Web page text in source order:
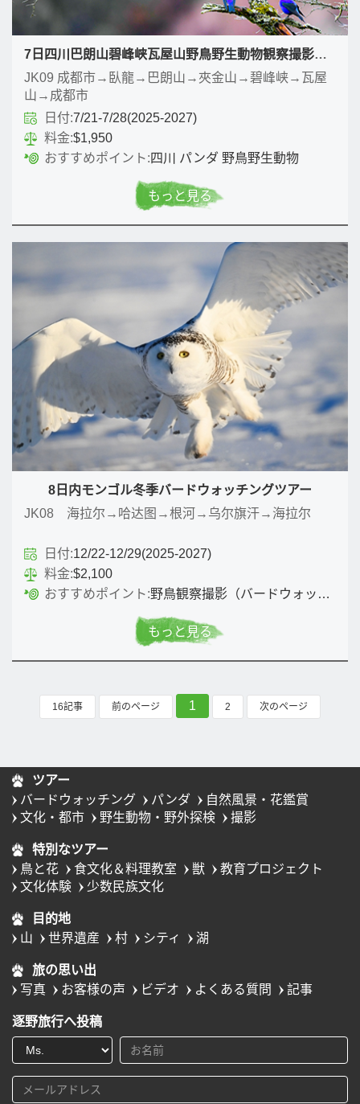
7日四川巴朗山碧峰峡瓦屋山野鳥野生動物観察撮影ツアー
JK09 成都市→臥龍→巴朗山→夾金山→碧峰峡→瓦屋
山→成都市
日付:7/21-7/28(2025-2027)
料金:$1,950
おすすめポイント:四川 パンダ 野鳥野生動物
もっと見る
8日内モンゴル冬季バードウォッチングツアー
JK08 海拉尔→哈达图→根河→乌尔旗汗→海拉尔
日付:12/22-12/29(2025-2027)
料金:$2,100
おすすめポイント:野鳥観察撮影（バードウォッチング）
もっと見る
16記事 前のページ 1 2 次のページ
ツアー
バードウォッチング
パンダ
自然風景・花鑑賞
文化・都市
野生動物・野外探検 撮影
特別なツアー
鳥と花
食文化＆料理教室 獣
教育プロジェクト
文化体験
少数民族文化
目的地
山
世界遺産 村 シティ 湖
旅の思い出
写真
お客様の声 ビデオ よくある質問 記事
逐野旅行へ投稿